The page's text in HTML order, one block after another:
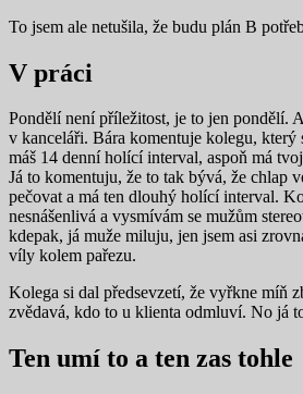
To jsem ale netušila, že budu plán B
V práci
Pondělí není příležitost, je to jen pondělí.
v kanceláři. Bára komentuje kolegu, který
máš 14 denní holící interval, aspoň má
Já to komentuju, že to tak bývá, že chlap
pečovat a má ten dlouhý holící interval.
nesnášenlivá a vysmívám se mužům
kdepak, já muže miluju, jen jsem asi
víly kolem pařezu.
Kolega si dal předsevzetí, že vyřkne míň
zvědavá, kdo to u klienta odmluví. No já
Ten umí to a ten zas tohle